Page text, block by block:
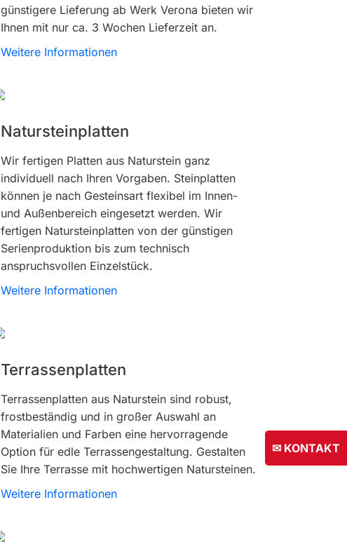
günstigere Lieferung ab Werk Verona bieten wir
Ihnen mit nur ca. 3 Wochen Lieferzeit an.
Weitere Informationen
Natursteinplatten
Wir fertigen Platten aus Naturstein ganz
individuell nach Ihren Vorgaben. Steinplatten
können je nach Gesteinsart flexibel im Innen-
und Außenbereich eingesetzt werden. Wir
fertigen Natursteinplatten von der günstigen
Serienproduktion bis zum technisch
anspruchsvollen Einzelstück.
Weitere Informationen
Terrassenplatten
Terrassenplatten aus Naturstein sind robust,
frostbeständig und in großer Auswahl an
Materialien und Farben eine hervorragende
Option für edle Terrassengestaltung. Gestalten
Sie Ihre Terrasse mit hochwertigen Natursteinen.
Weitere Informationen
✉ KONTAKT